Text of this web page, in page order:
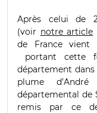
Après celui de
(voir notre article
de France vient
portant cette
département dans
plume
départemental de
remis par ce